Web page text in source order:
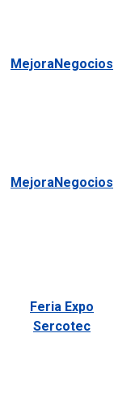
MejoraNegocios
MejoraNegocios
Feria Expo
Sercotec